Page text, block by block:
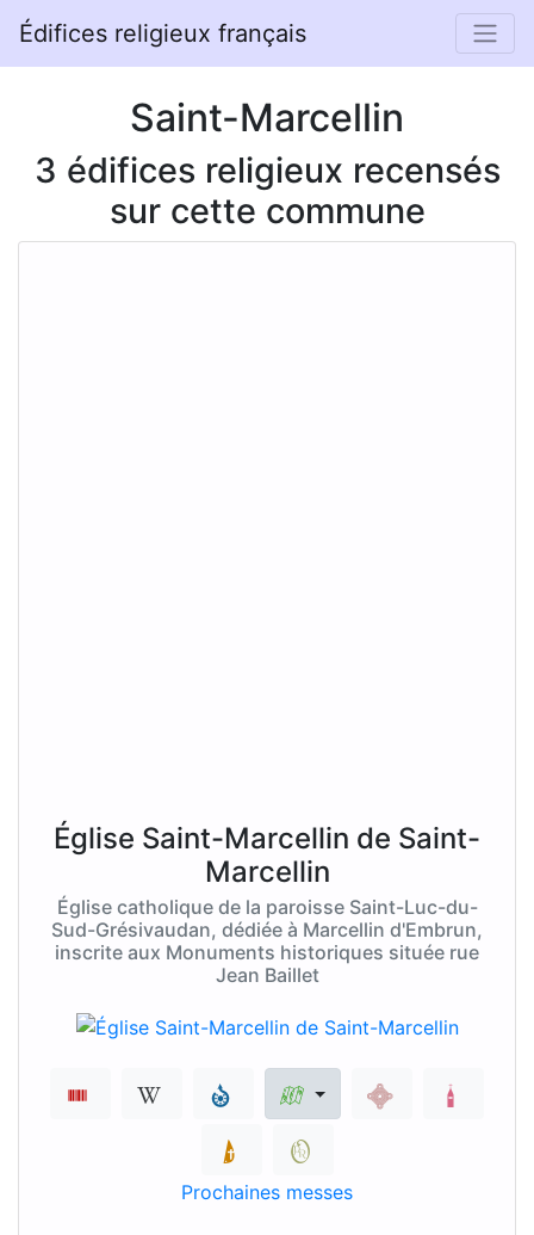
Édifices religieux français
Saint-Marcellin
3 édifices religieux recensés
sur cette commune
Église Saint-Marcellin de Saint-
Marcellin
Église catholique de la paroisse Saint-Luc-du-
Sud-Grésivaudan, dédiée à Marcellin d'Embrun,
inscrite aux Monuments historiques située rue
Jean Baillet
Prochaines messes